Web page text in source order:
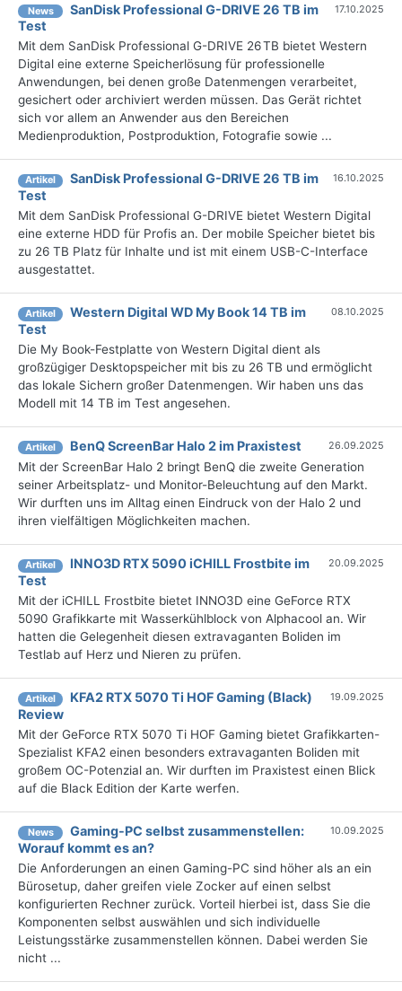
News
SanDisk Professional G-DRIVE 26 TB im
Test
17.10.2025
Mit dem SanDisk Professional G-DRIVE 26 TB bietet Western
Digital eine externe Speicherlösung für professionelle
Anwendungen, bei denen große Datenmengen verarbeitet,
gesichert oder archiviert werden müssen. Das Gerät richtet
sich vor allem an Anwender aus den Bereichen
Medienproduktion, Postproduktion, Fotografie sowie ...
Artikel
SanDisk Professional G-DRIVE 26 TB im
Test
16.10.2025
Mit dem SanDisk Professional G-DRIVE bietet Western Digital
eine externe HDD für Profis an. Der mobile Speicher bietet bis
zu 26 TB Platz für Inhalte und ist mit einem USB-C-Interface
ausgestattet.
Artikel
Western Digital WD My Book 14 TB im
Test
08.10.2025
Die My Book-Festplatte von Western Digital dient als
großzügiger Desktopspeicher mit bis zu 26 TB und ermöglicht
das lokale Sichern großer Datenmengen. Wir haben uns das
Modell mit 14 TB im Test angesehen.
Artikel BenQ ScreenBar Halo 2 im Praxistest 26.09.2025
Mit der ScreenBar Halo 2 bringt BenQ die zweite Generation
seiner Arbeitsplatz- und Monitor-Beleuchtung auf den Markt.
Wir durften uns im Alltag einen Eindruck von der Halo 2 und
ihren vielfältigen Möglichkeiten machen.
Artikel
INNO3D RTX 5090 iCHILL Frostbite im
Test
20.09.2025
Mit der iCHILL Frostbite bietet INNO3D eine GeForce RTX
5090 Grafikkarte mit Wasserkühlblock von Alphacool an. Wir
hatten die Gelegenheit diesen extravaganten Boliden im
Testlab auf Herz und Nieren zu prüfen.
Artikel
KFA2 RTX 5070 Ti HOF Gaming (Black)
Review
19.09.2025
Mit der GeForce RTX 5070 Ti HOF Gaming bietet Grafikkarten-
Spezialist KFA2 einen besonders extravaganten Boliden mit
großem OC-Potenzial an. Wir durften im Praxistest einen Blick
auf die Black Edition der Karte werfen.
News
Gaming-PC selbst zusammenstellen:
Worauf kommt es an?
10.09.2025
Die Anforderungen an einen Gaming-PC sind höher als an ein
Bürosetup, daher greifen viele Zocker auf einen selbst
konfigurierten Rechner zurück. Vorteil hierbei ist, dass Sie die
Komponenten selbst auswählen und sich individuelle
Leistungsstärke zusammenstellen können. Dabei werden Sie
nicht ...